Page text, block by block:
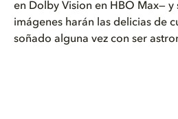
en Dolby Vision en HBO Max— y
imágenes harán las delicias de
soñado alguna vez con ser